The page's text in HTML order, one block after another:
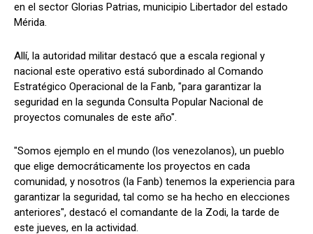
en el sector Glorias Patrias, municipio Libertador del estado
Mérida.
Allí, la autoridad militar destacó que a escala regional y
nacional este operativo está subordinado al Comando
Estratégico Operacional de la Fanb, "para garantizar la
seguridad en la segunda Consulta Popular Nacional de
proyectos comunales de este año".
"Somos ejemplo en el mundo (los venezolanos), un pueblo
que elige democráticamente los proyectos en cada
comunidad, y nosotros (la Fanb) tenemos la experiencia para
garantizar la seguridad, tal como se ha hecho en elecciones
anteriores", destacó el comandante de la Zodi, la tarde de
este jueves, en la actividad.